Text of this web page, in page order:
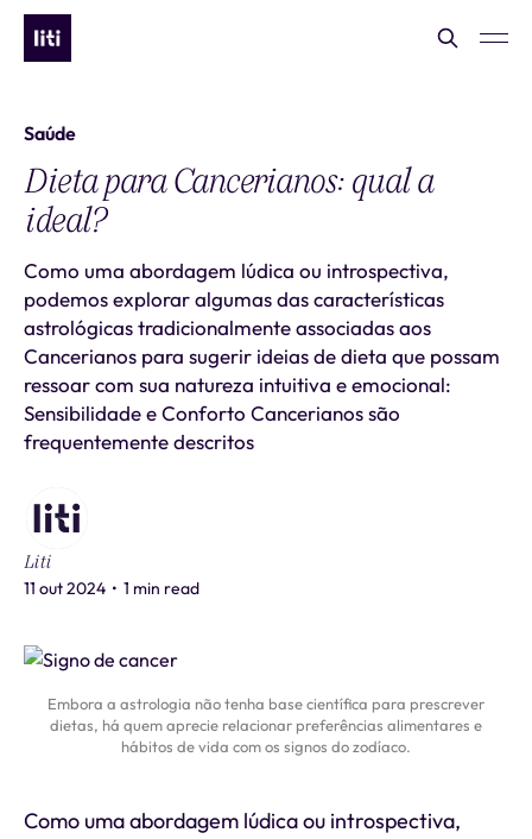
Saúde
Dieta para Cancerianos: qual a
ideal?
Como uma abordagem lúdica ou introspectiva,
podemos explorar algumas das características
astrológicas tradicionalmente associadas aos
Cancerianos para sugerir ideias de dieta que possam
ressoar com sua natureza intuitiva e emocional:
Sensibilidade e Conforto Cancerianos são
frequentemente descritos
Liti
11 out 2024 • 1 min read
Embora a astrologia não tenha base científica para prescrever
dietas, há quem aprecie relacionar preferências alimentares e
hábitos de vida com os signos do zodíaco.
Como uma abordagem lúdica ou introspectiva,